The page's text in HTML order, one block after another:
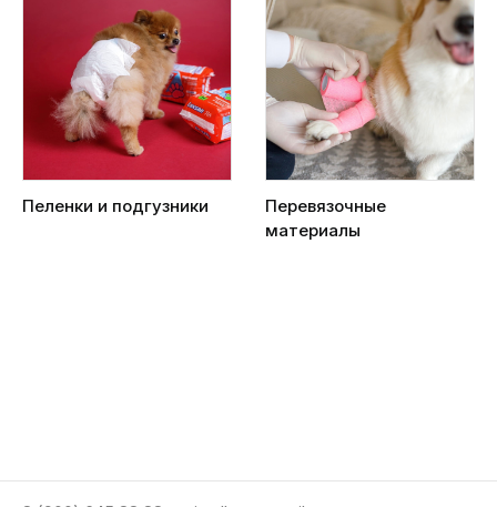
Пеленки и подгузники
Перевязочные
материалы